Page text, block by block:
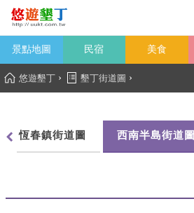
景點地圖 民宿 美食
悠遊墾丁 › 墾丁街道圖 ›
恆春鎮街道圖 西南半島街道圖